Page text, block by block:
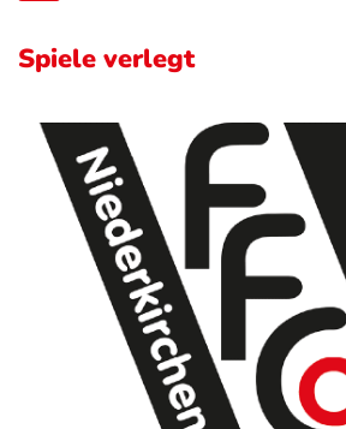
Spiele verlegt